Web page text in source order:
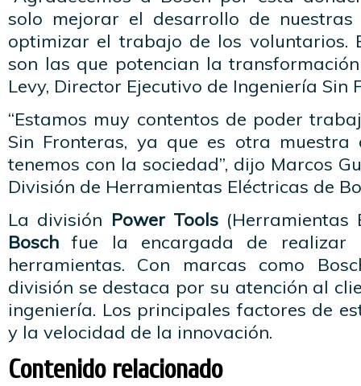
solo mejorar el desarrollo de
optimizar el trabajo de los voluntarios.
son las que potencian la
Levy, Director Ejecutivo de Ingeniería Sin
“Estamos muy contentos de poder
Sin Fronteras, ya que es otra muestra
tenemos con la sociedad”, dijo Marcos
División de Herramientas Eléctricas de
La división Power Tools(Herramientas
Bosch fue la encargada de realizar
herramientas. Con marcas como
división se destaca por su atención al
ingeniería. Los principales factores de
y la velocidad de la innovación.
Contenido relacionado